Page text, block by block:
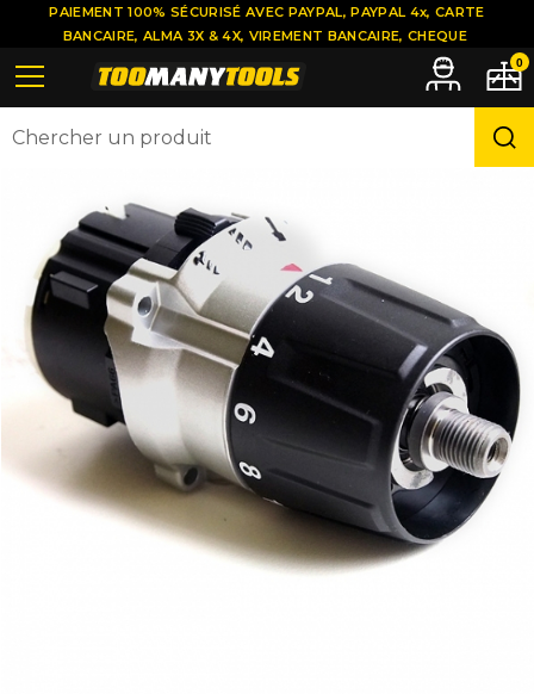
PAIEMENT 100% SÉCURISÉ AVEC PAYPAL, PAYPAL 4x, CARTE
BANCAIRE, ALMA 3X & 4X, VIREMENT BANCAIRE, CHEQUE
0